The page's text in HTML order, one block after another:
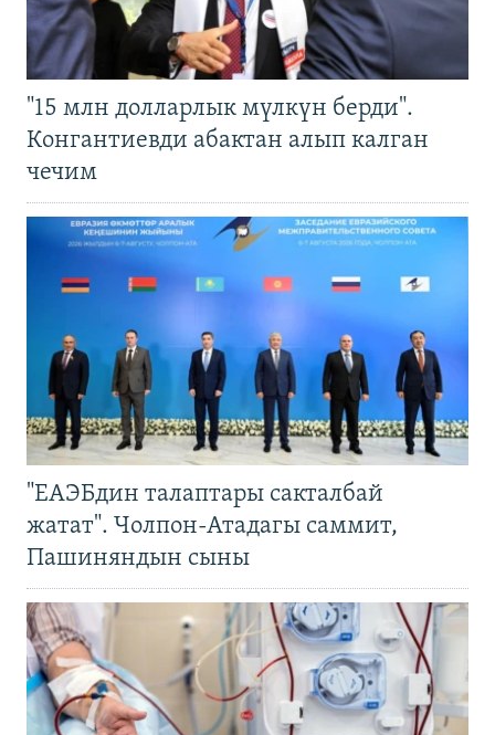
"15 млн долларлык мүлкүн берди".
Конгантиевди абактан алып калган
чечим
"ЕАЭБдин талаптары сакталбай
жатат". Чолпон-Атадагы саммит,
Пашиняндын сыны